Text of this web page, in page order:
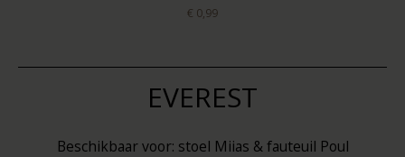
€ 0,99
EVEREST
Beschikbaar voor: stoel Miias & fauteuil Poul